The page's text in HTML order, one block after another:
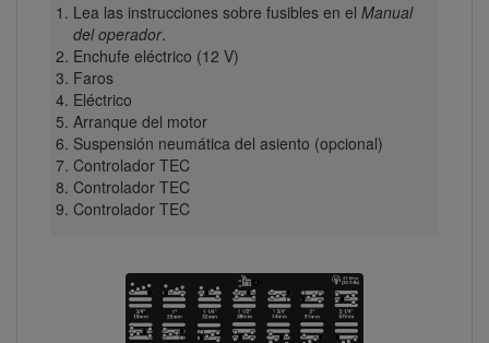
Lea las instrucciones sobre fusibles en el Manual
del operador.
Enchufe eléctrico (12 V)
Faros
Eléctrico
Arranque del motor
Suspensión neumática del asiento (opcional)
Controlador TEC
Controlador TEC
Controlador TEC